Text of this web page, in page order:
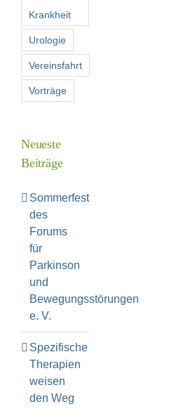
Krankheit
Urologie
Vereinsfahrt
Vorträge
Neueste
Beiträge
Sommerfest
des
Forums
für
Parkinson
und
Bewegungsstörungen
e. V.
Spezifische
Therapien
weisen
den Weg